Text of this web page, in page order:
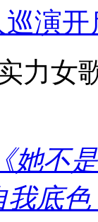
巡演
力女
她不
我底色